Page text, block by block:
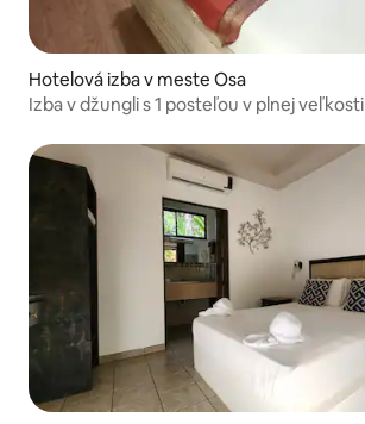
Hotelová izba v meste Osa
Izba v džungli s 1 posteľou v plnej veľkosti